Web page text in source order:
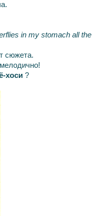
in my stomach all the
сюжета.
хоси ?